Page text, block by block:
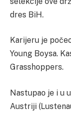
dres BiH.
Karijeru je
Young Boysa.
Grasshoppers.
Nastupao je i u
Austriji